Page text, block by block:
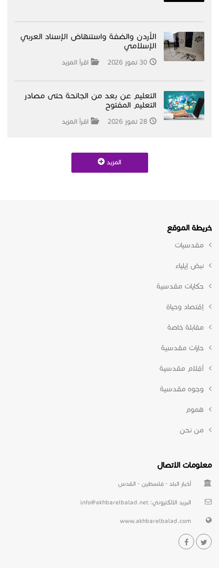
الأردن والضفة واستنهاض الإسناد العربي
الإسلامي
30 تموز 2026 اقرأ المزيد
التعليم عن بعد من الجائحة حتى مصادر
التعليم المفتوح
28 تموز 2026 اقرأ المزيد
المزيد
خريطة الموقع
مقدسيات
نبض إيلياء
حكايات مقدسية
إقتصاد وحياة
مقابلة خاصة
حارات مقدسية
أقلام مقدسية
وجوه مقدسية
هموم
من نحن
معلومات الاتصال
أخبار البلد - فلسطين - القدس
البريد الالكتروني: info@akhbarelbalad.net
www.akhbarelbalad.com